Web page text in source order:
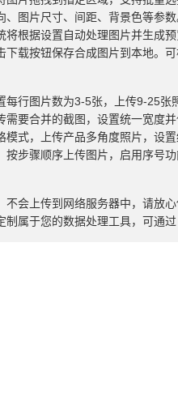
、图片尺寸、间距、背景色等参
将根据设置自动处理图片并生成
下载按钮保存合成图片到本地。
每行图片数为3-5张，上传9-25
需要合并的截图，设置统一宽度
模式，上传产品多角度照片，设
按步骤顺序上传图片，启用序号
不会上传到网络服务器中，请放
制属于您的数据处理工具，可通